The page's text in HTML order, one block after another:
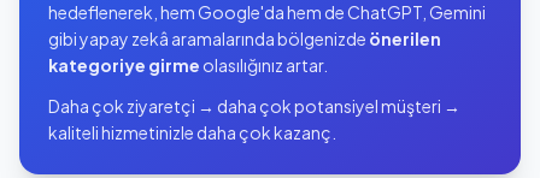
hedeflenerek, hem Google'da hem de ChatGPT, Gemini
gibi yapay zekâ aramalarında bölgenizde önerilen
kategoriye girme olasılığınız artar.
Daha çok ziyaretçi → daha çok potansiyel müşteri →
kaliteli hizmetinizle daha çok kazanç.